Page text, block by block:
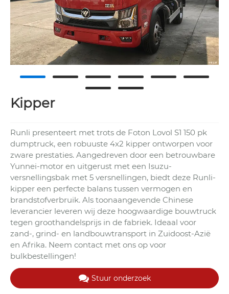
Kipper
Runli presenteert met trots de Foton Lovol S1 150 pk
dumptruck, een robuuste 4x2 kipper ontworpen voor
zware prestaties. Aangedreven door een betrouwbare
Yunnei-motor en uitgerust met een Isuzu-
versnellingsbak met 5 versnellingen, biedt deze Runli-
kipper een perfecte balans tussen vermogen en
brandstofverbruik. Als toonaangevende Chinese
leverancier leveren wij deze hoogwaardige bouwtruck
tegen groothandelsprijs in de fabriek. Ideaal voor
zand-, grind- en landbouwtransport in Zuidoost-Azië
en Afrika. Neem contact met ons op voor
bulkbestellingen!
Stuur onderzoek